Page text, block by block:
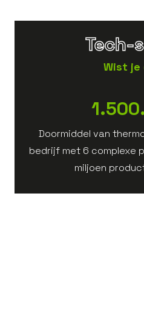
Tech-
Wist je
Doormiddel van
bedrijf met 6 complexe
miljoen